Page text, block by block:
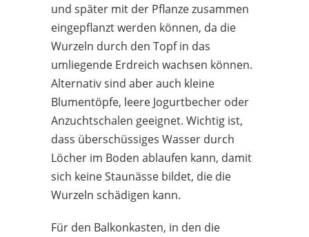
und später mit der Pflanze zusammen
eingepflanzt werden können, da die
Wurzeln durch den Topf in das
umliegende Erdreich wachsen können.
Alternativ sind aber auch kleine
Blumentöpfe, leere Jogurtbecher oder
Anzuchtschalen geeignet. Wichtig ist,
dass überschüssiges Wasser durch
Löcher im Boden ablaufen kann, damit
sich keine Staunässe bildet, die die
Wurzeln schädigen kann.
Für den Balkonkasten, in den die